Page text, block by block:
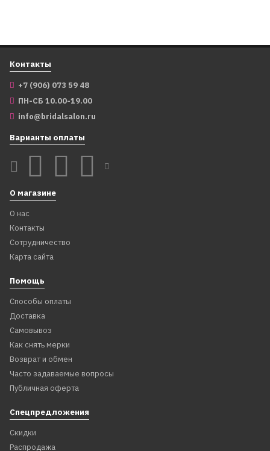
Контакты
+7 (906) 073 59 48
ПН-СБ 10.00-19.00
info@bridalsalon.ru
Варианты оплаты
О магазине
О нас
Контакты
Сотрудничество
Карта сайта
Помощь
Способы оплаты
Доставка
Самовывоз
Как снять мерки
Возврат и обмен
Часто задаваемые вопросы
Публичная оферта
Спецпредложения
Скидки
Распродажа